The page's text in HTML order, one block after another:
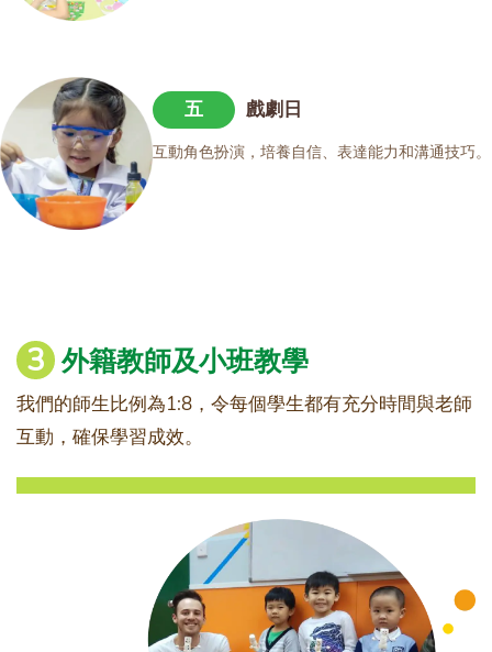
五 戲劇日
互動角色扮演，培養自信、表達能力和溝通技巧。
3 外籍教師及小班教學
我們的師生比例為1:8，令每個學生都有充分時間與老師
互動，確保學習成效。